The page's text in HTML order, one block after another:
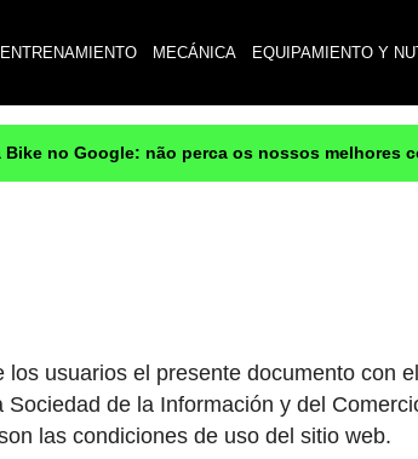
ENTRENAMIENTO MECÁNICA EQUIPAMIENTO Y
no Google: não perca os nossos melhores
usuarios el presente documento con
de la Información y del
las condiciones de uso del sitio web.